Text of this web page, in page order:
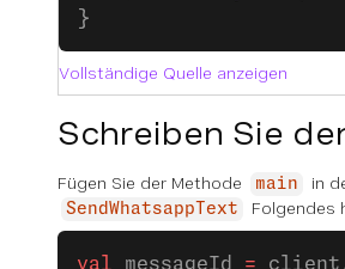
}
Vollständige Quelle anzeigen
Schreiben Sie
Fügen Sie der Methode main in
SendWhatsappText Folgendes
val messageId =